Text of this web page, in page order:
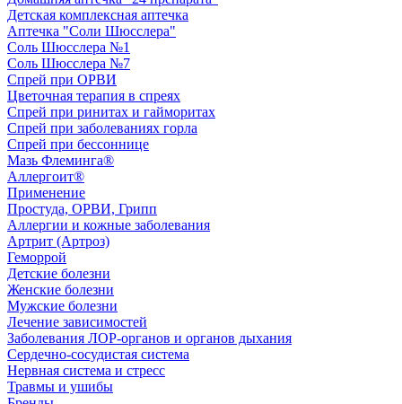
Детская комплексная аптечка
Аптечка "Соли Шюсслера"
Соль Шюсслера №1
Соль Шюсслера №7
Спрей при ОРВИ
Цветочная терапия в спреях
Спрей при ринитах и гайморитах
Спрей при заболеваниях горла
Спрей при бессоннице
Мазь Флеминга®
Аллергоит®
Применение
Простуда, ОРВИ, Грипп
Аллергии и кожные заболевания
Артрит (Артроз)
Геморрой
Детские болезни
Женские болезни
Мужские болезни
Лечение зависимостей
Заболевания ЛОР-органов и органов дыхания
Сердечно-сосудистая система
Нервная система и стресс
Травмы и ушибы